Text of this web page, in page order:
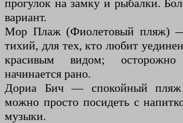
прогулок на замку и рыбалки.
вариант.
Мор Плаж (Фиолетовый пляж)
тихий, для тех, кто любит
красивым видом;
начинается рано.
Дориа Бич — спокойный
можно просто посидеть с
музыки.